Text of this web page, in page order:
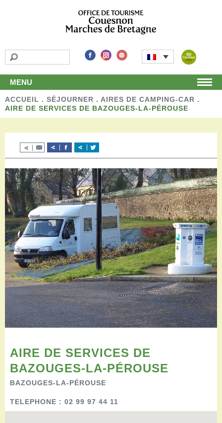
MENU
Accueil
Découvrir
Les activités de loisirs
Autour de chez nous
Boutique
Séjourner
Hébergements
Restaurants
Aires de camping-car
Salles de réception
Aires de pique-nique
Randonner
Randonnées pédestres
Randonnées vélo
Randonnées VTT
Randonnées équestres
Pratique
Documents à télécharger
Tourisme accessible
Venir en groupe
Espace Pro
ACCUEIL . SÉJOURNER . AIRES DE CAMPING-CAR .
AIRE DE SERVICES DE BAZOUGES-LA-PÉROUSE
AIRE DE SERVICES DE
BAZOUGES-LA-PÉROUSE
BAZOUGES-LA-PÉROUSE
TELEPHONE : 02 99 97 44 11